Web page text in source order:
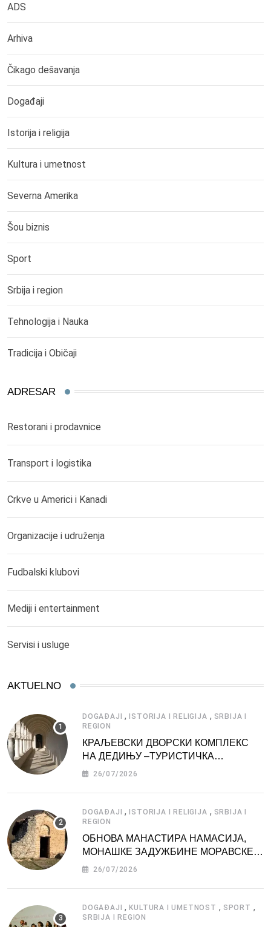
ADS
Arhiva
Čikago dešavanja
Događaji
Istorija i religija
Kultura i umetnost
Severna Amerika
Šou biznis
Sport
Srbija i region
Tehnologija i Nauka
Tradicija i Običaji
ADRESAR
Restorani i prodavnice
Transport i logistika
Crkve u Americi i Kanadi
Organizacije i udruženja
Fudbalski klubovi
Mediji i entertainment
Servisi i usluge
AKTUELNO
DOGAĐAJI ,ISTORIJA I RELIGIJA , SRBIJA I
REGION
КРАЉЕВСКИ ДВОРСКИ КОМПЛЕКС
НА ДЕДИЊУ –ТУРИСТИЧКА
АТРАКЦИЈА
26/07/2026
DOGAĐAJI ,ISTORIJA I RELIGIJA , SRBIJA I
REGION
ОБНОВА МАНАСТИРА НАМАСИЈА,
МОНАШКЕ ЗАДУЖБИНЕ МОРАВСКЕ
СРБИЈЕ
26/07/2026
DOGAĐAJI ,KULTURA I UMETNOST , SPORT ,
SRBIJA I REGION